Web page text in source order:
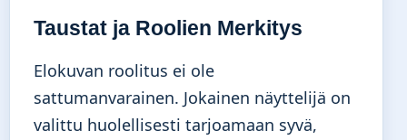
Taustat ja Roolien Merkitys
Elokuvan roolitus ei ole
sattumanvarainen. Jokainen näyttelijä on
valittu huolellisesti tarjoamaan syvä,